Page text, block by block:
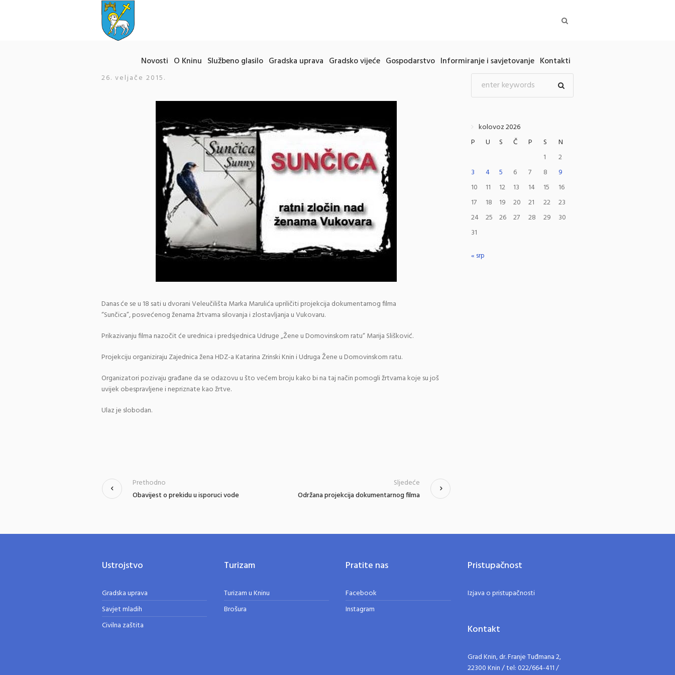
Novosti O Kninu Službeno glasilo Gradska uprava Gradsko vijeće Gospodarstvo Informiranje i savjetovanje Kontakti
26. veljače 2015.
Danas će se u 18 sati u dvorani Veleučilišta Marka Marulića upriličiti projekcija dokumentarnog filma
“Sunčica”, posvećenog ženama žrtvama silovanja i zlostavljanja u Vukovaru.
Prikazivanju filma nazočit će urednica i predsjednica Udruge „Žene u Domovinskom ratu“ Marija Slišković.
Projekciju organiziraju Zajednica žena HDZ-a Katarina Zrinski Knin i Udruga Žene u Domovinskom ratu.
Organizatori pozivaju građane da se odazovu u što većem broju kako bi na taj način pomogli žrtvama koje su još
uvijek obespravljene i nepriznate kao žrtve.
Ulaz je slobodan.
Obavijest o prekidu u isporuci vode
Prethodno
Održana projekcija dokumentarnog filma
Sljedeće
kolovoz 2026
P
U S Č P S
N
1
2
3
4 5 6 7 8
9
10
11 12 13 14 15
16
17
18 19 20 21 22
23
24
25 26 27 28 29
30
31
« srp
Ustrojstvo
Gradska uprava
Savjet mladih
Civilna zaštita
Turizam
Turizam u Kninu
Brošura
Pratite nas
Facebook
Instagram
Pristupačnost
Izjava o pristupačnosti
Kontakt
Grad Knin, dr. Franje Tuđmana 2,
22300 Knin / tel: 022/664-411 /